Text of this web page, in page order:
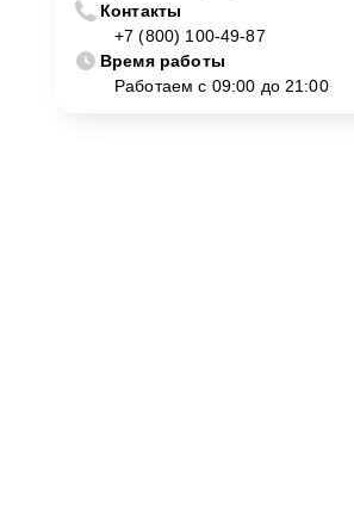
Контакты
+7 (800) 100-49-87
Время работы
Работаем с 09:00 до 21:00